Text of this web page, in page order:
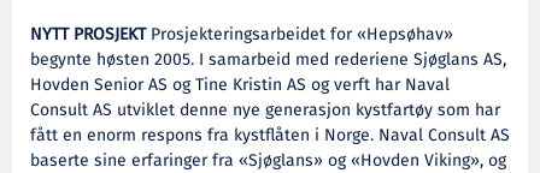
NYTT PROSJEKTProsjekteringsarbeidet for «Hepsøhav»
begynte høsten 2005. I samarbeid med rederiene Sjøglans AS,
Hovden Senior AS og Tine Kristin AS og verft har Naval
Consult AS utviklet denne nye generasjon kystfartøy som har
fått en enorm respons fra kystflåten i Norge. Naval Consult AS
baserte sine erfaringer fra «Sjøglans» og «Hovden Viking», og